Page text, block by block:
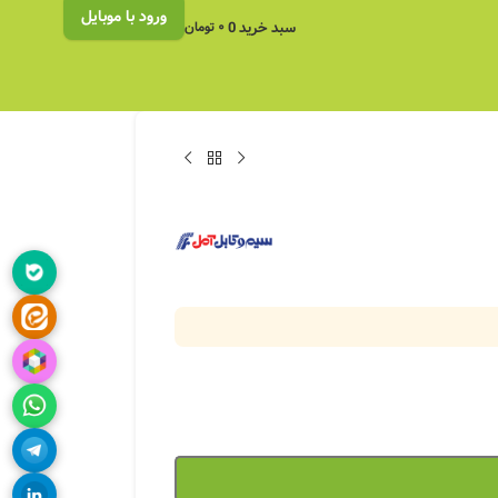
سبد خرید0۰ تومان ورود با موبایل